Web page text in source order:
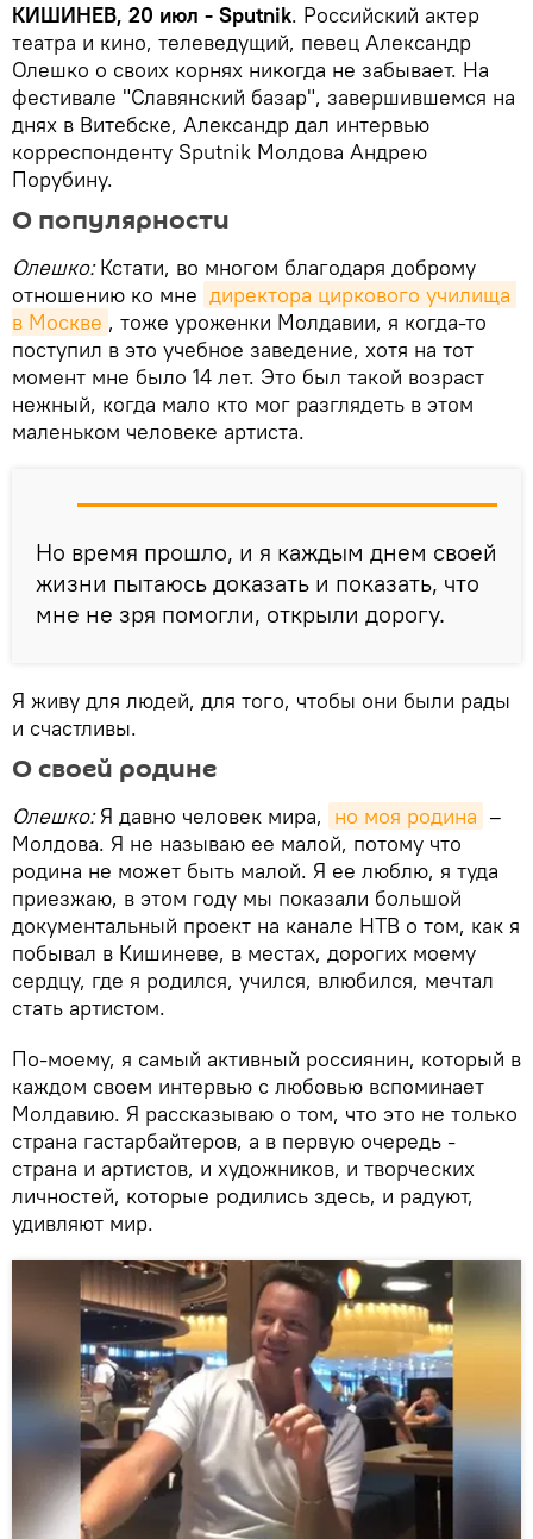
КИШИНЕВ, 20 июл - Sputnik. Российский актер
театра и кино, телеведущий, певец Александр
Олешко о своих корнях никогда не забывает. На
фестивале "Славянский базар", завершившемся на
днях в Витебске, Александр дал интервью
корреспонденту Sputnik Молдова Андрею
Порубину.
О популярности
Олешко:Кстати, во многом благодаря доброму
отношению ко мне директора циркового училища
в Москве , тоже уроженки Молдавии, я когда-то
поступил в это учебное заведение, хотя на тот
момент мне было 14 лет. Это был такой возраст
нежный, когда мало кто мог разглядеть в этом
маленьком человеке артиста.
Но время прошло, и я каждым днем своей
жизни пытаюсь доказать и показать, что
мне не зря помогли, открыли дорогу.
Я живу для людей, для того, чтобы они были рады
и счастливы.
О своей родине
Олешко:Я давно человек мира, но моя родина –
Молдова. Я не называю ее малой, потому что
родина не может быть малой. Я ее люблю, я туда
приезжаю, в этом году мы показали большой
документальный проект на канале НТВ о том, как я
побывал в Кишиневе, в местах, дорогих моему
сердцу, где я родился, учился, влюбился, мечтал
стать артистом.
По-моему, я самый активный россиянин, который в
каждом своем интервью с любовью вспоминает
Молдавию. Я рассказываю о том, что это не только
страна гастарбайтеров, а в первую очередь -
страна и артистов, и художников, и творческих
личностей, которые родились здесь, и радуют,
удивляют мир.